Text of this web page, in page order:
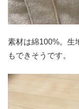
素材は綿100%。生
もできそうです。